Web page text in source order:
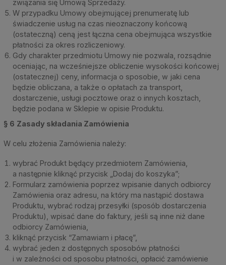
związania się Umową Sprzedaży.
W przypadku Umowy obejmującej prenumeratę lub
świadczenie usług na czas nieoznaczony końcową
(ostateczną) ceną jest łączna cena obejmująca wszystkie
płatności za okres rozliczeniowy.
Gdy charakter przedmiotu Umowy nie pozwala, rozsądnie
oceniając, na wcześniejsze obliczenie wysokości końcowej
(ostatecznej) ceny, informacja o sposobie, w jaki cena
będzie obliczana, a także o opłatach za transport,
dostarczenie, usługi pocztowe oraz o innych kosztach,
będzie podana w Sklepie w opisie Produktu.
§ 6 Zasady składania Zamówienia
W celu złożenia Zamówienia należy:
wybrać Produkt będący przedmiotem Zamówienia,
a następnie kliknąć przycisk „Dodaj do koszyka”;
Formularz zamówienia poprzez wpisanie danych odbiorcy
Zamówienia oraz adresu, na który ma nastąpić dostawa
Produktu, wybrać rodzaj przesyłki (sposób dostarczenia
Produktu), wpisać dane do faktury, jeśli są inne niż dane
odbiorcy Zamówienia,
kliknąć przycisk “Zamawiam i płacę”,
wybrać jeden z dostępnych sposobów płatności
i w zależności od sposobu płatności, opłacić zamówienie